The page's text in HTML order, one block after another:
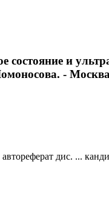
и
-
дис. ...